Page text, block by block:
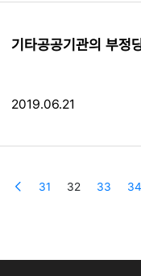
기타공공기관의 부정
2019.06.21
31 32 33 34